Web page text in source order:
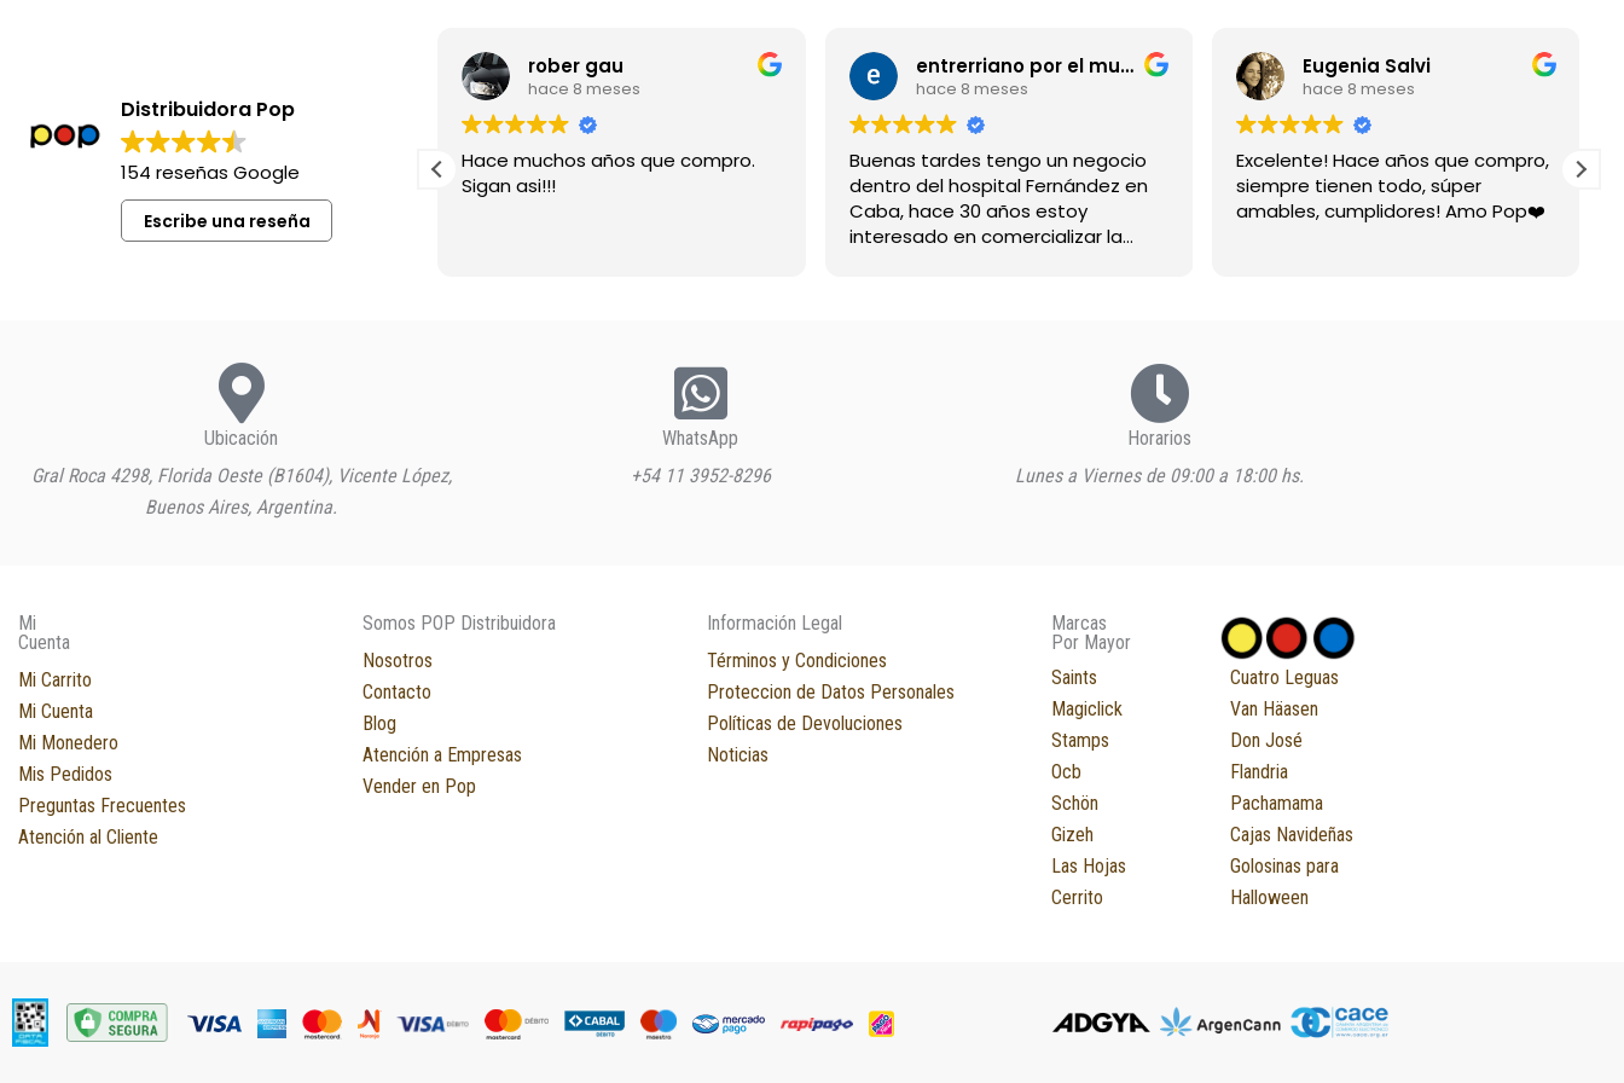
Distribuidora Pop
154 reseñas Google
Escribe una reseña
Excelente siempre !
rober gau
hace 8 meses
Hace muchos años que compro.
Sigan asi!!!
entrerriano por el mundo
hace 8 meses
Buenas tardes tengo un negocio
dentro del hospital Fernández en
Caba, hace 30 años estoy
interesado en comercializar la
Eugenia Salvi
hace 8 meses
Excelente! Hace años que compro,
siempre tienen todo, súper
amables, cumplidores! Amo Pop❤️
Ubicación
Gral Roca 4298, Florida Oeste (B1604), Vicente López,
Buenos Aires, Argentina.
WhatsApp
+54 11 3952-8296
Horarios
Lunes a Viernes de 09:00 a 18:00 hs.
Mi
Cuenta
Mi Carrito
Mi Cuenta
Mi Monedero
Mis Pedidos
Preguntas Frecuentes
Atención al Cliente
Somos POP Distribuidora
Nosotros
Contacto
Blog
Atención a Empresas
Vender en Pop
Información Legal
Términos y Condiciones
Proteccion de Datos Personales
Políticas de Devoluciones
Noticias
Marcas
Por Mayor
Saints
Magiclick
Stamps
Ocb
Schön
Gizeh
Las Hojas
Cerrito
Cuatro Leguas
Van Häasen
Don José
Flandria
Pachamama
Cajas Navideñas
Golosinas para
Halloween